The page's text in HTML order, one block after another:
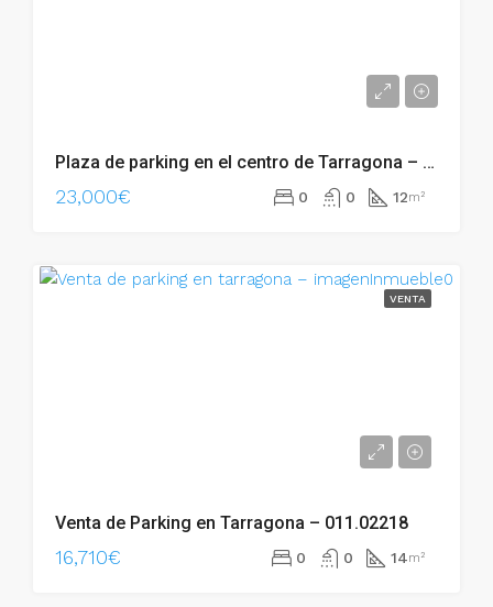
Plaza de parking en el centro de Tarragona – 011.02264
23,000€ 0 0 12m²
VENTA
Venta de Parking en Tarragona – 011.02218
16,710€ 0 0 14m²